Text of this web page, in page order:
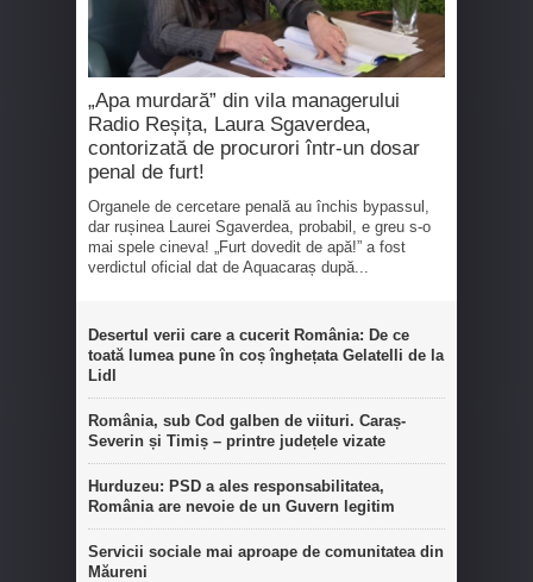
„Apa murdară” din vila managerului
Radio Reșița, Laura Sgaverdea,
contorizată de procurori într-un dosar
penal de furt!
Organele de cercetare penală au închis bypassul,
dar rușinea Laurei Sgaverdea, probabil, e greu s-o
mai spele cineva! „Furt dovedit de apă!” a fost
verdictul oficial dat de Aquacaraș după...
Desertul verii care a cucerit România: De ce
toată lumea pune în coș înghețata Gelatelli de la
Lidl
România, sub Cod galben de viituri. Caraș-
Severin și Timiș – printre județele vizate
Hurduzeu: PSD a ales responsabilitatea,
România are nevoie de un Guvern legitim
Servicii sociale mai aproape de comunitatea din
Măureni